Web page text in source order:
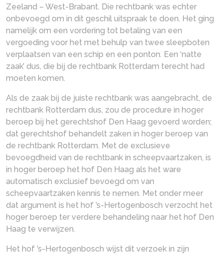
Zeeland – West-Brabant. Die rechtbank was echter
onbevoegd om in dit geschil uitspraak te doen. Het ging
namelijk om een vordering tot betaling van een
vergoeding voor het met behulp van twee sleepboten
verplaatsen van een schip en een ponton. Een ‘natte
zaak’ dus, die bij de rechtbank Rotterdam terecht had
moeten komen.
Als de zaak bij de juiste rechtbank was aangebracht, de
rechtbank Rotterdam dus, zou de procedure in hoger
beroep bij het gerechtshof Den Haag gevoerd worden;
dat gerechtshof behandelt zaken in hoger beroep van
de rechtbank Rotterdam. Met de exclusieve
bevoegdheid van de rechtbank in scheepvaartzaken, is
in hoger beroep het hof Den Haag als het ware
automatisch exclusief bevoegd om van
scheepvaartzaken kennis te nemen. Met onder meer
dat argument is het hof ’s-Hertogenbosch verzocht het
hoger beroep ter verdere behandeling naar het hof Den
Haag te verwijzen.
Het hof ’s-Hertogenbosch wijst dit verzoek in zijn